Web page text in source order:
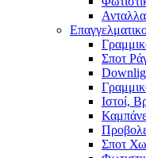
Σποτ
Ιστοί,
Σποτ